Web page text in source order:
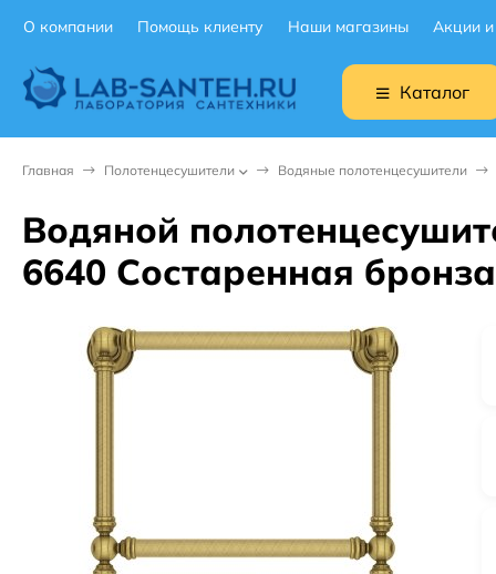
О компании Помощь клиенту Наши магазины Акции
Каталог
Главная Полотенцесушители Водяные полотенцесушители
Водяной
6640 Состаренная бронза